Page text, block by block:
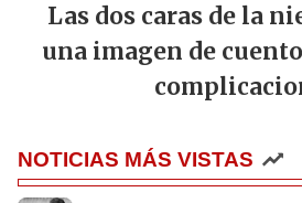
Las dos caras de la
una imagen de
NOTICIAS MÁS VISTAS